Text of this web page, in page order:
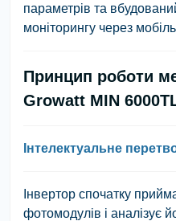
параметрів та
моніторингу через
Принцип роботи
Growatt MIN
Інтелектуальне
Інвертор спочатку
фотомодулів і аналізує